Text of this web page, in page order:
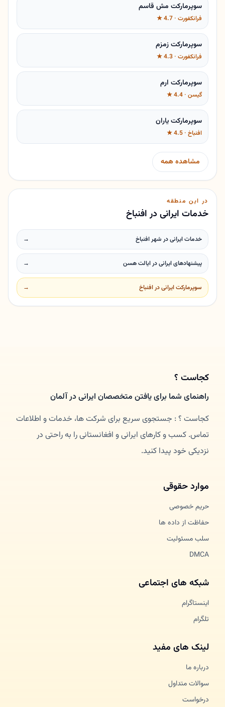
سوپرمارکت مش قاسم
فرانکفورت · 4.7 ★
سوپرمارکت زمزم
فرانکفورت · 4.3 ★
سوپرمارکت ارم
گیسن · 4.4 ★
سوپرمارکت یاران
افنباخ · 4.5 ★
مشاهده همه
در این منطقه
خدمات ایرانی در افنباخ
خدمات ایرانی در شهر افنباخ →
پیشنهادهای ایرانی در ایالت هسن →
سوپرمارکت ایرانی در افنباخ →
کجاست ؟
راهنمای شما برای یافتن متخصصان ایرانی در آلمان
کجاست ؟ : جستجوی سریع برای شرکت ها، خدمات و اطلاعات
تماس. کسب و کارهای ایرانی و افغانستانی را به راحتی در
نزدیکی خود پیدا کنید.
موارد حقوقی
حریم خصوصی
حفاظت از داده ها
سلب مسئولیت
DMCA
شبکه های اجتماعی
اینستاگرام
تلگرام
لینک های مفید
درباره ما
سوالات متداول
درخواست